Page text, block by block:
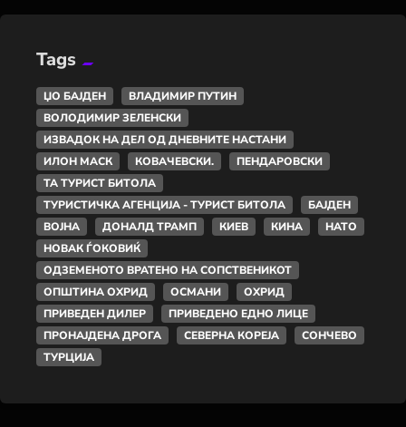
Tags
ЏО БАЈДЕН
ВЛАДИМИР ПУТИН
ВОЛОДИМИР ЗЕЛЕНСКИ
ИЗВАДОК НА ДЕЛ ОД ДНЕВНИТЕ НАСТАНИ
ИЛОН МАСК
КОВАЧЕВСКИ.
ПЕНДАРОВСКИ
ТА ТУРИСТ БИТОЛА
ТУРИСТИЧКА АГЕНЦИЈА - ТУРИСТ БИТОЛА
БАЈДЕН
ВОЈНА
ДОНАЛД ТРАМП КИЕВ КИНА
НАТО
НОВАК ЃОКОВИЌ
ОДЗЕМЕНОТО ВРАТЕНО НА СОПСТВЕНИКОТ
ОПШТИНА ОХРИД
ОСМАНИ
ОХРИД
ПРИВЕДЕН ДИЛЕР
ПРИВЕДЕНО ЕДНО ЛИЦЕ
ПРОНАЈДЕНА ДРОГА
СЕВЕРНА КОРЕЈА
СОНЧЕВО
ТУРЦИЈА